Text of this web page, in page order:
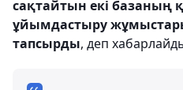
сақтайтын екі базаның
ұйымдастыру
тапсырды, деп